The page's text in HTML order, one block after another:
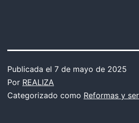
Publicada el 7 de mayo de 2025
Por REALIZA
Categorizado como Reformas y